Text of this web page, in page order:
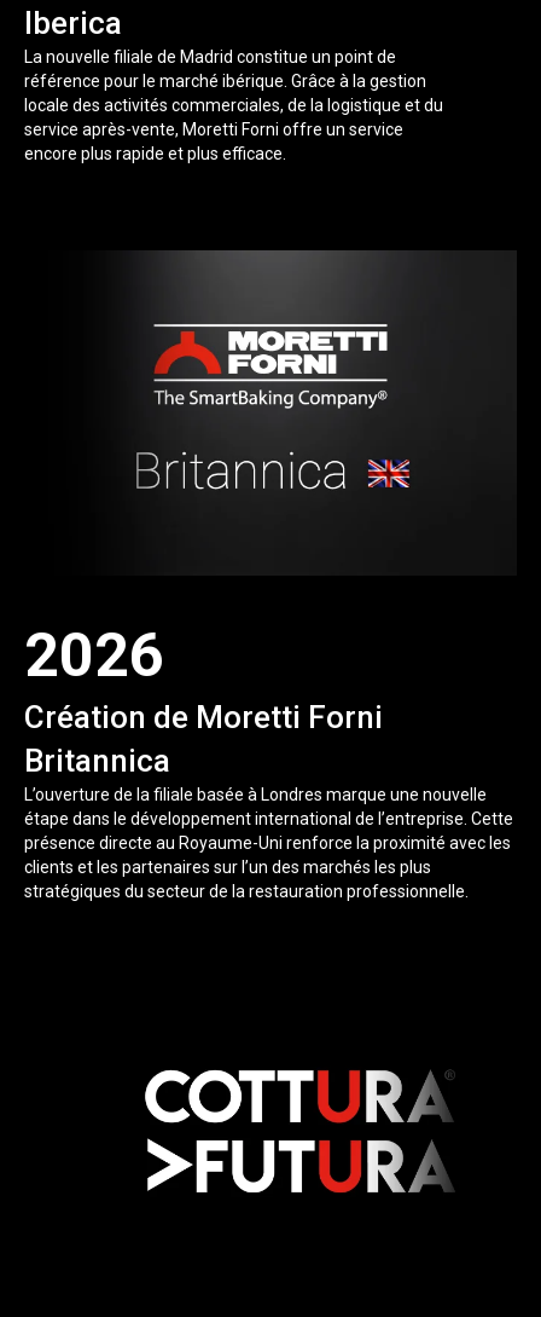
Iberica
La nouvelle filiale de Madrid constitue un point de
référence pour le marché ibérique. Grâce à la gestion
locale des activités commerciales, de la logistique et du
service après-vente, Moretti Forni offre un service
encore plus rapide et plus efficace.
2026
Création de Moretti Forni
Britannica
L’ouverture de la filiale basée à Londres marque une nouvelle
étape dans le développement international de l’entreprise. Cette
présence directe au Royaume-Uni renforce la proximité avec les
clients et les partenaires sur l’un des marchés les plus
stratégiques du secteur de la restauration professionnelle.